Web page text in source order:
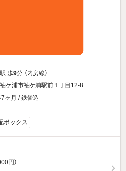
歩9分 （内房線）
ケ浦市袖ケ浦駅前１丁目12-8
ヶ月 / 鉄骨造
ボックス
円）